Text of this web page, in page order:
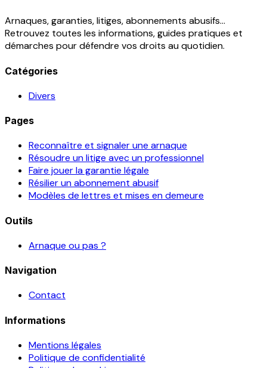
Arnaques, garanties, litiges, abonnements abusifs...
Retrouvez toutes les informations, guides pratiques et
démarches pour défendre vos droits au quotidien.
Catégories
Divers
Pages
Reconnaître et signaler une arnaque
Résoudre un litige avec un professionnel
Faire jouer la garantie légale
Résilier un abonnement abusif
Modèles de lettres et mises en demeure
Outils
Arnaque ou pas ?
Navigation
Contact
Informations
Mentions légales
Politique de confidentialité